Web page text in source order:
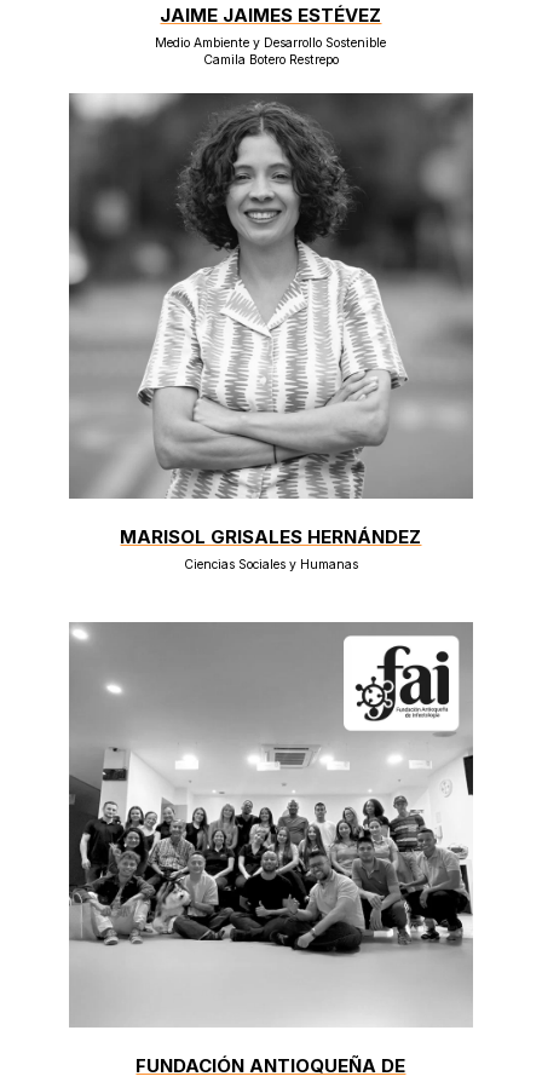
JAIME JAIMES ESTÉVEZ
Medio Ambiente y Desarrollo Sostenible
Camila Botero Restrepo
MARISOL GRISALES HERNÁNDEZ
Ciencias Sociales y Humanas
FUNDACIÓN ANTIOQUEÑA DE